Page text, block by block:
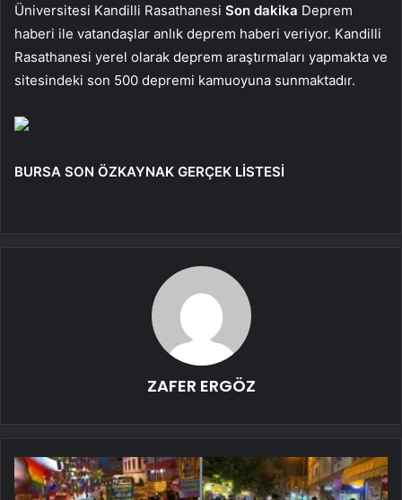
Üniversitesi Kandilli Rasathanesi Son dakika Deprem
haberi ile vatandaşlar anlık deprem haberi veriyor. Kandilli
Rasathanesi yerel olarak deprem araştırmaları yapmakta ve
sitesindeki son 500 depremi kamuoyuna sunmaktadır.
BURSA SON ÖZKAYNAK GERÇEK LİSTESİ
ZAFER ERGÖZ